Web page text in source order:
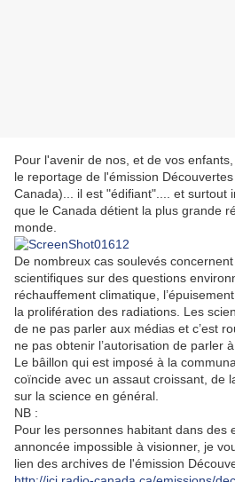
Pour l'avenir de nos, et de vos
le reportage de l'émission
Canada)... il est "édifiant".... et surtout
que le Canada détient la plus grande
monde.
De nombreux cas soulevés
scientifiques sur des questions
réchauffement climatique,
la prolifération des radiations. Les
de ne pas parler aux médias et c’est
ne pas obtenir l’autorisation de parler
Le bâillon qui est imposé à la
coïncide avec un assaut croissant, de
sur la science en général.
NB :
Pour les personnes habitant dans des
annoncée impossible à visionner, je
lien des archives de l'émission